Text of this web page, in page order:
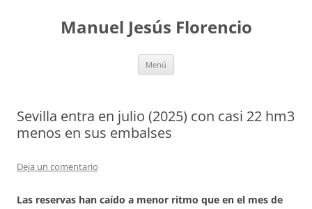
contenidoManuel Jesús Florencio
Menú
Sevilla entra en julio (2025) con casi 22 hm3
menos en sus embalses
Deja un comentario
Las reservas han caído a menor ritmo que en el mes de